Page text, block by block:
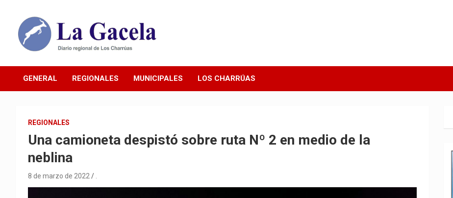
contenido
Diario La Gacela
GENERAL REGIONALES MUNICIPALES LOS CHARRÚAS
REGIONALES
Una camioneta despistó sobre ruta Nº 2 en medio de la
neblina
8 de marzo de 2022